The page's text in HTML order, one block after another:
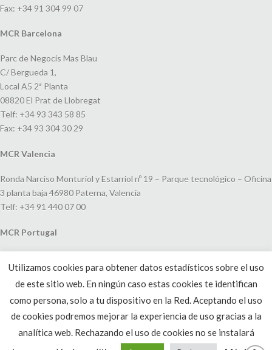
Fax: +34 91 304 99 07
MCR Barcelona
Parc de Negocis Mas Blau
C/ Bergueda 1,
Local A5 2ª Planta
08820 El Prat de Llobregat
Telf: +34 93 343 58 85
Fax: +34 93 304 30 29
MCR Valencia
Ronda Narciso Monturiol y Estarriol nº 19 – Parque tecnológico – Oficina
3 planta baja 46980 Paterna, Valencia
Telf: +34 91 440 07 00
MCR Portugal
João V, 24
1250-091 Lisboa, Portugal
Telf: +351 220 993 033
Utilizamos cookies para obtener datos estadísticos sobre el uso
de este sitio web. En ningún caso estas cookies te identifican
como persona, solo a tu dispositivo en la Red. Aceptando el uso
de cookies podremos mejorar la experiencia de uso gracias a la
analítica web. Rechazando el uso de cookies no se instalará